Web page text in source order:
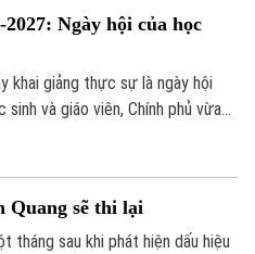
còn là người có năng lực thích
Ngày hội của học
khai giảng thực sự là ngày hội
sinh và giáo viên, Chính phủ vừa
sách giáo khoa, bảo đảm không
nào bị bỏ lại phía sau.
Quang sẽ thi lại
tháng sau khi phát hiện dấu hiệu